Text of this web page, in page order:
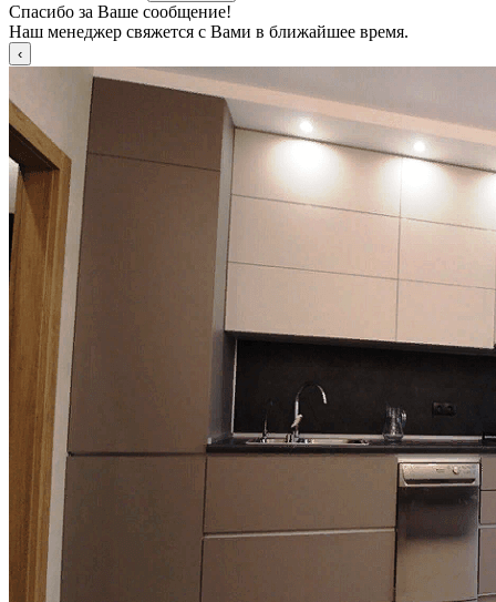
Спасибо за Ваше сообщение!
Наш менеджер свяжется с Вами в ближайшее время.